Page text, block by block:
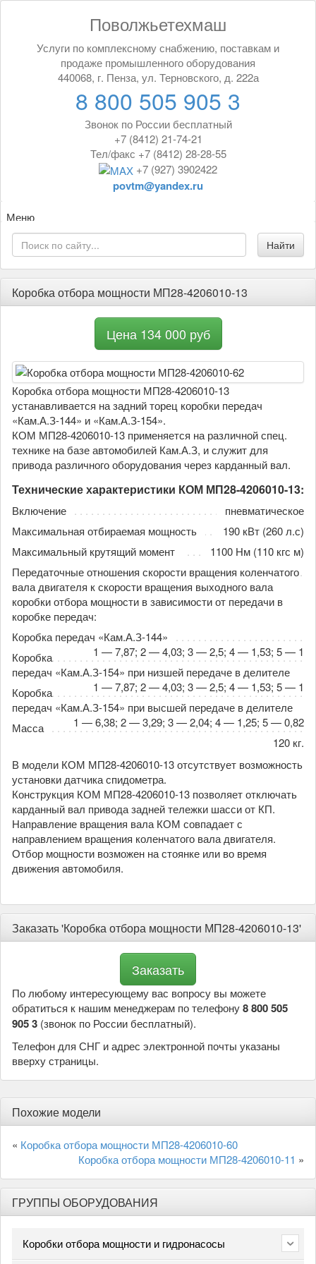
Поволжьетехмаш
Услуги по комплексному снабжению, поставкам и
продаже промышленного оборудования
440068, г. Пенза, ул. Терновского, д. 222а
8 800 505 905 3
Звонок по России бесплатный
+7 (8412) 21-74-21
Тел/факс +7 (8412) 28-28-55
+7 (927) 3902422
povtm@yandex.ru
Меню
Коробка отбора мощности МП28-4206010-13
Цена 134 000 руб
Коробка отбора мощности МП28-4206010-13
устанавливается на задний торец коробки передач
«Кам.А.З-144» и «Кам.А.З-154».
КОМ МП28-4206010-13 применяется на различной спец.
технике на базе автомобилей Кам.А.З, и служит для
привода различного оборудования через карданный вал.
Технические характеристики КОМ МП28-4206010-13:
Включение
пневматическое
Максимальная отбираемая мощность
190 кВт (260 л.с)
Максимальный крутящий момент
1100 Нм (110 кгс м)
Передаточные отношения скорости вращения коленчатого
вала двигателя к скорости вращения выходного вала
коробки отбора мощности в зависимости от передачи в
коробке передач:
Коробка передач «Кам.А.З-144»
1 — 7,87; 2 — 4,03; 3 — 2,5; 4 — 1,53; 5 — 1
Коробка
передач «Кам.А.З-154» при низшей передаче в делителе
1 — 7,87; 2 — 4,03; 3 — 2,5; 4 — 1,53; 5 — 1
Коробка
передач «Кам.А.З-154» при высшей передаче в делителе
1 — 6,38; 2 — 3,29; 3 — 2,04; 4 — 1,25; 5 — 0,82
Масса
120 кг.
В модели КОМ МП28-4206010-13 отсутствует возможность
установки датчика спидометра.
Конструкция КОМ МП28-4206010-13 позволяет отключать
карданный вал привода задней тележки шасси от КП.
Направление вращения вала КОМ совпадает с
направлением вращения коленчатого вала двигателя.
Отбор мощности возможен на стоянке или во время
движения автомобиля.
Заказать 'Коробка отбора мощности МП28-4206010-13'
По любому интересующему вас вопросу вы можете
обратиться к нашим менеджерам по телефону8 800 505
905 3 (звонок по России бесплатный).
Телефон для СНГ и адрес электронной почты указаны
вверху страницы.
Похожие модели
« Коробка отбора мощности МП28-4206010-60
Коробка отбора мощности МП28-4206010-11 »
ГРУППЫ ОБОРУДОВАНИЯ
Коробки отбора мощности и гидронасосы